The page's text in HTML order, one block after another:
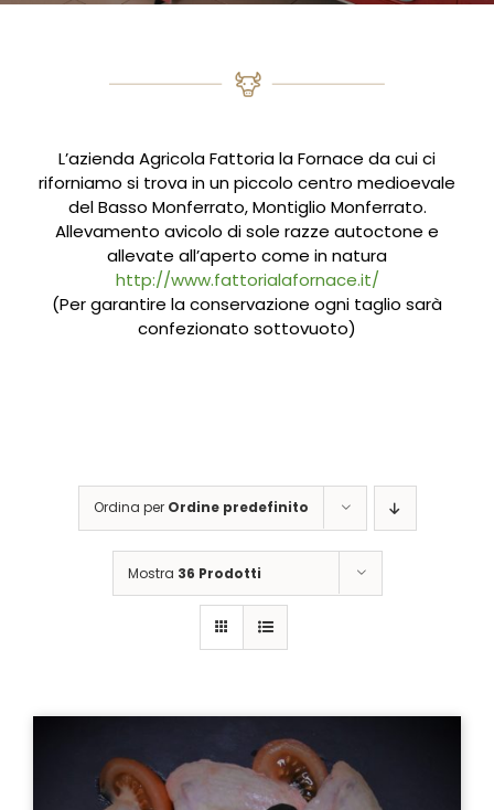
L’azienda Agricola Fattoria la Fornace da cui ci
riforniamo si trova in un piccolo centro medioevale
del Basso Monferrato, Montiglio Monferrato.
Allevamento avicolo di sole razze autoctone e
allevate all’aperto come in natura
http://www.fattorialafornace.it/
(Per garantire la conservazione ogni taglio sarà
confezionato sottovuoto)
Ordina per Ordine predefinito
Mostra 36 Prodotti